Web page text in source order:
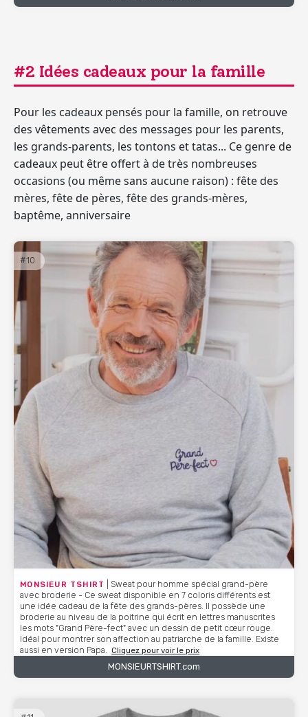
#2 Idées cadeaux pour la famille
Pour les cadeaux pensés pour la famille, on retrouve
des vêtements avec des messages pour les parents,
les grands-parents, les tontons et tatas... Ce genre de
cadeaux peut être offert à de très nombreuses
occasions (ou même sans aucune raison) : fête des
mères, fête de pères, fête des grands-mères,
baptême, anniversaire
#10
MONSIEUR TSHIRT
| Sweat pour homme spécial grand-père
avec broderie - Ce sweat disponible en 7 coloris différents est
une idée cadeau de la fête des grands-pères. Il possède une
broderie au niveau de la poitrine qui écrit en lettres manuscrites
les mots "Grand Père-fect" avec un dessin de petit cœur rouge.
Idéal pour montrer son affection au patriarche de la famille. Existe
aussi en version Papa. Cliquez pour voir le prix
MONSIEURTSHIRT.com